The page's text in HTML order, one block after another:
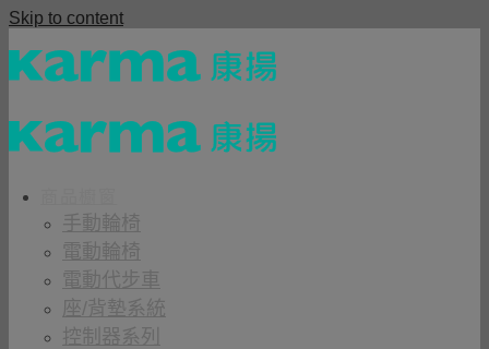
Skip to content
手動輪椅
電動輪椅
電動代步車
座/背墊系統
控制器系列